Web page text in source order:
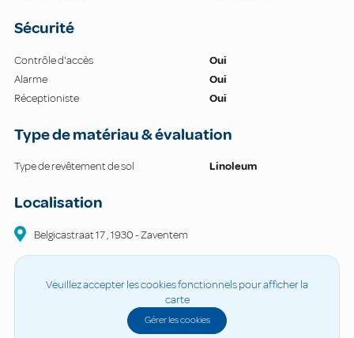
Sécurité
Contrôle d'accès
Oui
Alarme
Oui
Réceptioniste
Oui
Type de matériau & évaluation
Type de revêtement de sol Linoleum
Localisation
Belgicastraat17,1930-Zaventem
Veuillez accepter les cookies fonctionnels pour afficher la
carte
Gérer les cookies